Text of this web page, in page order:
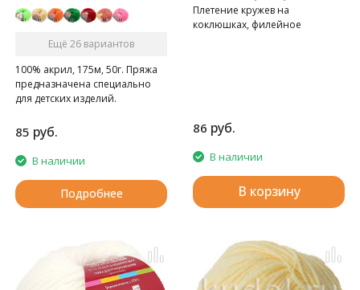
Ещё 26 вариантов
100% акрил, 175м, 50г. Пряжа
предназначена специально
для детских изделий.
85 руб.
В наличии
Подробнее
Плетение кружев на
коклюшках, филейное
86 руб.
В наличии
В корзину